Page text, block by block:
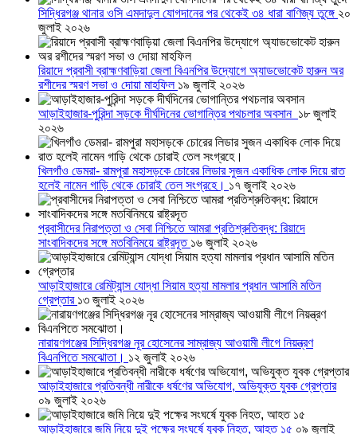
সিদ্ধিরগঞ্জ থানার ওসি এমদাদুল যোগদানের পর থেকেই ৩৪ ধারা বাণিজ্য তুঙ্গে ২০
জুলাই ২০২৬
রিয়াদে প্রবাসী ব্রাহ্মণবাড়িয়া জেলা বিএনপির উদ্যোগে অ্যাডভোকেট হারুন অর
রশীদের স্মরণ সভা ও দোয়া মাহফিল ১৯ জুলাই ২০২৬
আড়াইহাজার-পুরিন্দা সড়কে দীর্ঘদিনের ভোগান্তির পথচলার অবসান ১৮ জুলাই
২০২৬
খিলগাঁও ডেমরা- রামপুরা মহাসড়কে চোরের লিডার সুজন একাধিক লোক দিয়ে রাত
হলেই নামেন গাড়ি থেকে চোরাই তেল সংগ্রহে। ১৭ জুলাই ২০২৬
প্রবাসীদের নিরাপত্তা ও সেবা নিশ্চিতে আমরা প্রতিশ্রুতিবদ্ধ: রিয়াদে
সাংবাদিকদের সঙ্গে মতবিনিময়ে রাষ্ট্রদূত ১৬ জুলাই ২০২৬
আড়াইহাজারে রেমিট্যান্স যোদ্ধা সিয়াম হত্যা মামলার প্রধান আসামি মতিন
গ্রেপ্তার ১৩ জুলাই ২০২৬
নারায়ণগঞ্জের সিদ্ধিরগঞ্জ নূর হোসেনের সাম্রাজ্য আওয়ামী লীগে নিয়ন্ত্রণ
বিএনপিতে সমঝোতা। ১২ জুলাই ২০২৬
আড়াইহাজারে প্রতিবন্ধী নারীকে ধর্ষণের অভিযোগ, অভিযুক্ত যুবক গ্রেপ্তার
০৯ জুলাই ২০২৬
আড়াইহাজারে জমি নিয়ে দুই পক্ষের সংঘর্ষে যুবক নিহত, আহত ১৫ ০৯ জুলাই